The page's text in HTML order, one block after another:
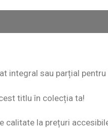
integral sau parțial
titlu în colecția ta!
calitate la prețuri